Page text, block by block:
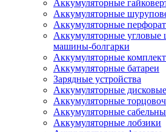
Аккумуляторные
Аккумуляторные
Аккумуляторные
Аккумуляторные
машины-болгарки
Аккумуляторные
Аккумуляторные батареи
Зарядные устройства
Аккумуляторные
Аккумуляторные
Аккумуляторные
Аккумуляторные лобзики